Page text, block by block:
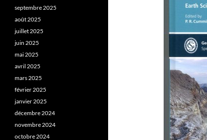
septembre 2025
août 2025
juillet 2025
juin 2025
mai 2025
avril 2025
mars 2025
février 2025
janvier 2025
décembre 2024
novembre 2024
octobre 2024